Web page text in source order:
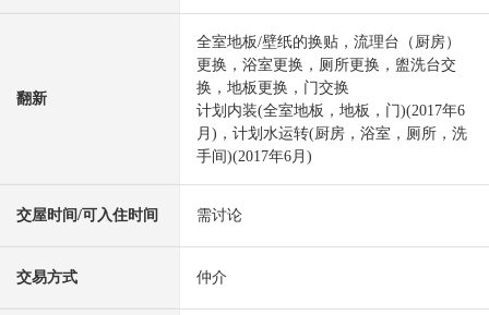
翻新
全室地板/壁纸的换贴，流理台（厨房）
更换，浴室更换，厕所更换，盥洗台交
换，地板更换，门交换
计划内装(全室地板，地板，门)(2017年6
月)，计划水运转(厨房，浴室，厕所，洗
手间)(2017年6月)
交屋时间/可入住时间 需讨论
交易方式 仲介